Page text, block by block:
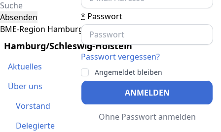
* Passwort
Passwort vergessen?
Angemeldet bleiben
ANMELDEN
Ohne Passwort anmelden
Absenden
BME-Region Hamburg/Schleswig-Holstein
Hamburg/Schleswig-Holstein
Aktuelles
Über uns
Vorstand
Delegierte